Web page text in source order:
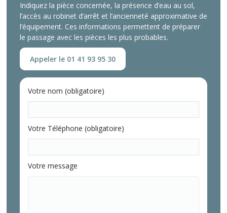
Indiquez la pièce concernée, la présence d’eau au sol,
l’accès au robinet d’arrêt et l’ancienneté approximative de
l’équipement. Ces informations permettent de préparer
le passage avec les pièces les plus probables.
Appeler le 01 41 93 95 30
Votre nom (obligatoire)
Votre Téléphone (obligatoire)
Votre message